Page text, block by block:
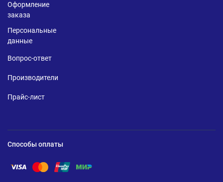
Оформление
заказа
Персональные
данные
Вопрос-ответ
Производители
Прайс-лист
Способы оплаты
Помощь по оплате Visa
Помощь по оплате Mastercard
Помощь по оплате UnionPay
Помощь по оплате Мир